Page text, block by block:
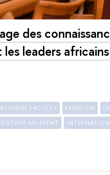
des
leaders
FACULTY EXPERTISE
AN EVENT